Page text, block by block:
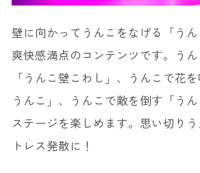
壁に向かってうんこをなげる「うん
爽快感満点のコンテンツです。う
「うんこ壁こわし」、うんこで花
うんこ」、うんこで敵を倒す「う
ステージを楽しめます。思い切り
トレス発散に！